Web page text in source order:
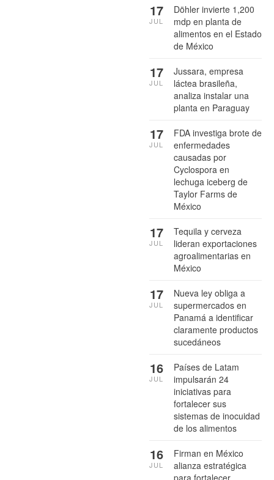
Döhler invierte 1,200
mdp en planta de
alimentos en el Estado
de México
17
JUL
Jussara, empresa
láctea brasileña,
analiza instalar una
planta en Paraguay
17
JUL
FDA investiga brote de
enfermedades
causadas por
Cyclospora en
lechuga iceberg de
Taylor Farms de
México
17
JUL
Tequila y cerveza
lideran exportaciones
agroalimentarias en
México
17
JUL
Nueva ley obliga a
supermercados en
Panamá a identificar
claramente productos
sucedáneos
17
JUL
Países de Latam
impulsarán 24
iniciativas para
fortalecer sus
sistemas de inocuidad
de los alimentos
16
JUL
Firman en México
alianza estratégica
para fortalecer
16
JUL